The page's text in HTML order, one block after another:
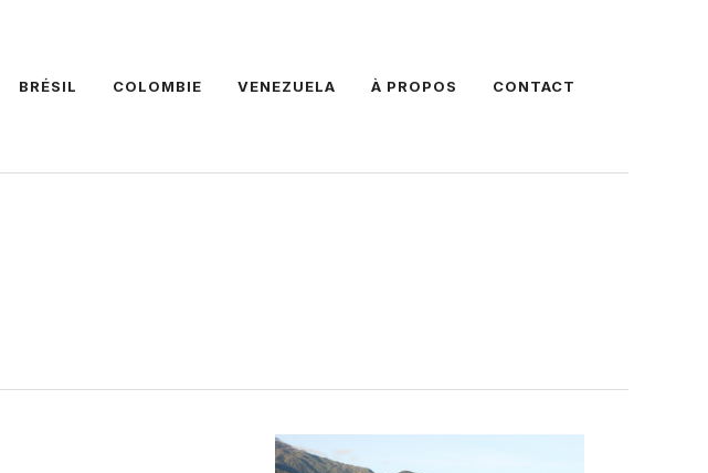
BRÉSIL COLOMBIE VENEZUELA À PROPOS CONTACT